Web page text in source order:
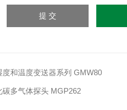
度和温度变送器系列 GMW80
碳多气体探头 MGP262